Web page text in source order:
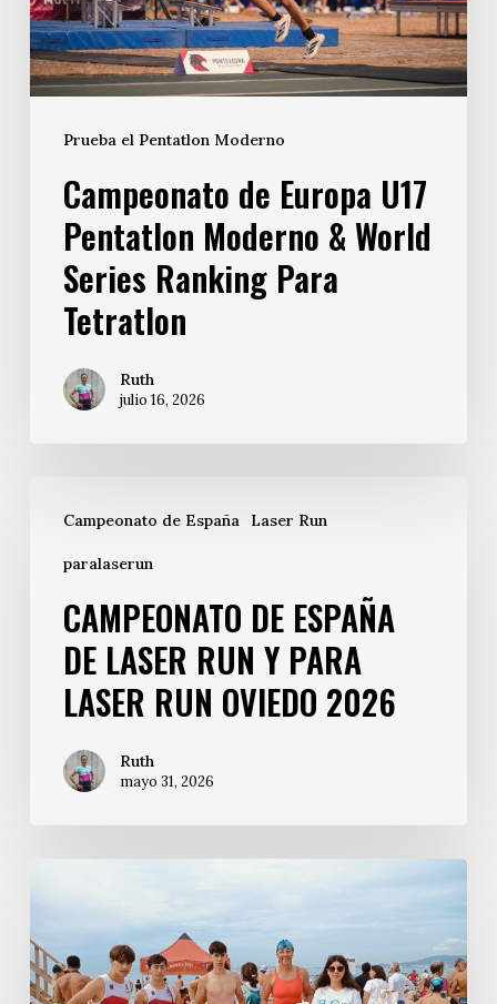
Prueba el Pentatlon Moderno
Campeonato de Europa U17
Pentatlon Moderno & World
Series Ranking Para
Tetratlon
Ruth
julio 16, 2026
Campeonato de España Laser Run
paralaserun
CAMPEONATO DE ESPAÑA
DE LASER RUN Y PARA
LASER RUN OVIEDO 2026
Ruth
mayo 31, 2026